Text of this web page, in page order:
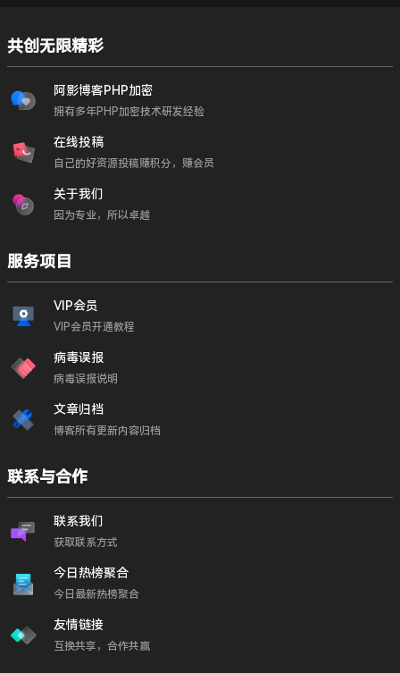
共创无限精彩
阿影博客PHP加密
拥有多年PHP加密技术研发经验
在线投稿
自己的好资源投稿赚积分，赚会员
关于我们
因为专业，所以卓越
服务项目
VIP会员
VIP会员开通教程
病毒误报
病毒误报说明
文章归档
博客所有更新内容归档
联系与合作
联系我们
获取联系方式
今日热榜聚合
今日最新热榜聚合
友情链接
互换共享，合作共赢